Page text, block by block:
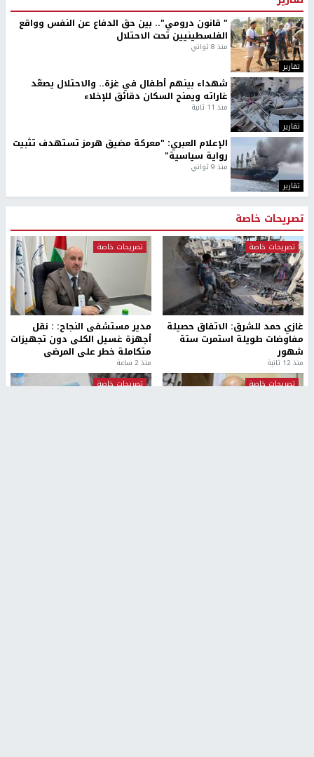
تقارير
" قانون درومي".. بين حق الدفاع عن النفس وواقع
الفلسطينيين تحت الاحتلال
منذ 8 ثواني
تقارير
شهداء بينهم أطفال في غزة.. والاحتلال يصعّد
غاراته ويمنح السكان دقائق للإخلاء
منذ 11 ثانية
تقارير
الإعلام العبري: "معركة مضيق هرمز تستهدف تثبيت
رواية سياسية"
منذ 9 ثواني
تصريحات خاصة
تصريحات خاصة
غازي حمد للشرق: الاتفاق حصيلة
مفاوضات طويلة استمرت ستة
شهور
منذ 12 ثانية
تصريحات خاصة
مدير مستشفى النجاح: : نقل
أجهزة غسيل الكلى دون تجهيزات
متكاملة خطر على المرضى
منذ 2 ساعة
تصريحات خاصة
تصريحات خاصة